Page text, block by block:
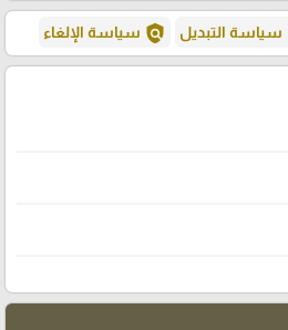
سياسة التبديل policy سياسة الإلغاء